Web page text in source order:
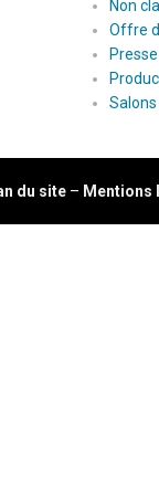
Non
Offre
Presse
Salons
du site – Mentions